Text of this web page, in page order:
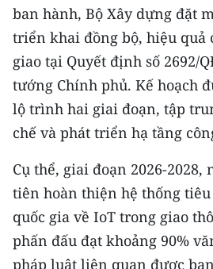
Video
Media Chính trị
Media Kinh tế
Media Văn hóa
Media Xã hội
Media Pháp luật
Media Du lịch
ban hành, Bộ Xây dựng đặt
triển khai đồng bộ, hiệu quả
giao tại Quyết định số 2692/
tướng Chính phủ. Kế hoạch
lộ trình hai giai đoạn, tập
chế và phát triển hạ tầng
Cụ thể, giai đoạn 2026-
tiên hoàn thiện hệ thống
quốc gia về IoT trong giao
phấn đấu đạt khoảng 90%
pháp luật liên quan được